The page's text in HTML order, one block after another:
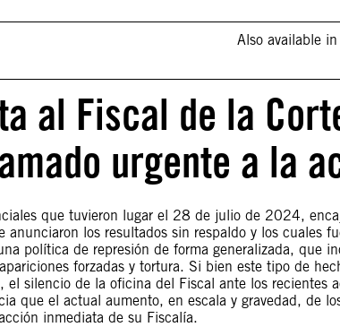
Also available
al Fiscal de la
urgente a la
que tuvieron lugar el 28 de julio de 2024,
los resultados sin respaldo y los cuales
política de represión de forma generalizada, que
forzadas y tortura. Si bien este tipo de
silencio de la oficina del Fiscal ante los recientes
que el actual aumento, en escala y gravedad, de
inmediata de su Fiscalía.